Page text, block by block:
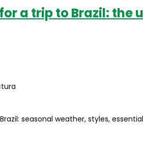
a trip to Brazil: the
seasonal weather, styles,